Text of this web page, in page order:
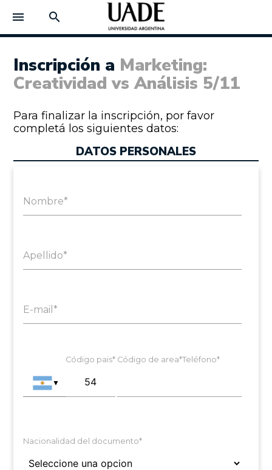
menu search
Inscripción a Marketing:
Creatividad vs Análisis 5/11
Para finalizar la inscripción, por favor
completá los siguientes datos:
DATOS PERSONALES
Nombre*
Apellido*
E-mail*
▼
Código pais* Código de area*Teléfono*
Nacionalidad del documento*